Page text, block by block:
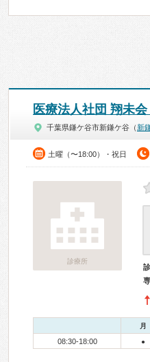
医療法人社団 翔未
千葉県鎌ケ谷市新鎌ケ谷（ 新
土曜（〜18:00）・祝日
診療所
月
08:30-18:00 ●